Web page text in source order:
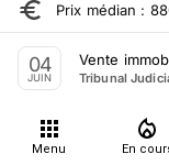
Prix médian :
Fourchette : 84
Sur 103 ventes
04
JUIN
Vente
Tribunal
Menu En